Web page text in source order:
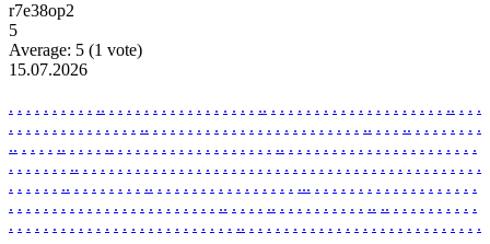
r7e38op2
5
Average: 5 (1 vote)
15.07.2026
. . . . . . . . . . .. . . . . . . . . . . . . . . . . . .. . . . . . . . . . . . . . . . . . . . . .. . . .
. . . . . . . . . . . . . . . .. . . . . . . . . . . . . . . . . . . . . . . . . .. . . . .. . . . . . . . .
.. . . . . .. . . . . .. . . . . . . . . . . . . . . . . . . .. . . . . . . . . . . . . . . . . . . . . . .
. . . . . . . .. . . . . . . . . . . . . . . . . . . . . . . . . . . . . . . . . . . . . . . . . . . . . . .
. . . . . . .. . . . . . . . . .. . . . . . . . . . . . . . . . . ... . . . . . . . . . . . . . . . . . . .
. . . . . . . . . . . . . . . . . . . . . . . . .. . . . . .. . . . . . . . . . . .. .. . . . . . . . . . .
. . . . . . . . . . . . . . . . . . . . . . . . . . .. . . . . . . . . . . . . . . . . . . . . . . . . . . .